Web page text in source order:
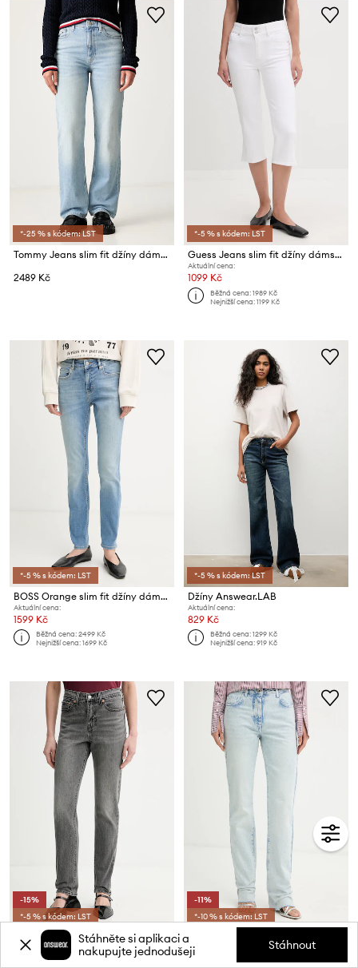
*-25 % s kódem: LST
Tommy Jeans slim fit džíny dámské
2489 Kč
*-5 % s kódem: LST
Guess Jeans slim fit džíny dámské
Aktuální cena:
1099 Kč
Běžná cena:1989 Kč
Nejnižší cena:1199 Kč
*-5 % s kódem: LST
BOSS Orange slim fit džíny dámské C JACKIE MR 11.0
Aktuální cena:
1599 Kč
Běžná cena:2499 Kč
Nejnižší cena:1699 Kč
*-5 % s kódem: LST
Džíny Answear.LAB
Aktuální cena:
829 Kč
Běžná cena:1299 Kč
Nejnižší cena:919 Kč
-15%
*-5 % s kódem: LST
Džíny Levi's WEDGIE
Aktuální cena:
1599 Kč
-11%
*-10 % s kódem: LST
Džíny Patrizia Pepe
Aktuální cena:
3099 Kč
Stáhněte si aplikaci a
nakupujte jednodušeji
Stáhnout